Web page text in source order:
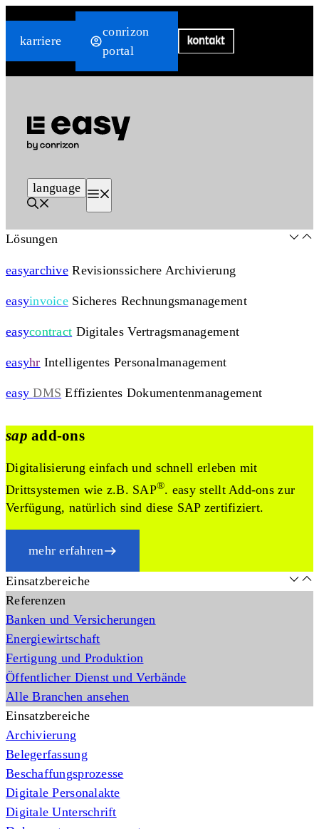
Inhaltkarriere
conrizon
portal
language
Lösungen
easyarchive Revisionssichere Archivierung
easyinvoice Sicheres Rechnungsmanagement
easycontract Digitales Vertragsmanagement
easyhr Intelligentes Personalmanagement
easy DMS Effizientes Dokumentenmanagement
sap add-ons
Digitalisierung einfach und schnell erleben mit
Drittsystemen wie z.B. SAP®. easy stellt Add-ons zur
Verfügung, natürlich sind diese SAP zertifiziert.
mehr erfahren
Einsatzbereiche
Referenzen
Banken und Versicherungen
Energiewirtschaft
Fertigung und Produktion
Öffentlicher Dienst und Verbände
Alle Branchen ansehen
Einsatzbereiche
Archivierung
Belegerfassung
Beschaffungsprozesse
Digitale Personalakte
Digitale Unterschrift